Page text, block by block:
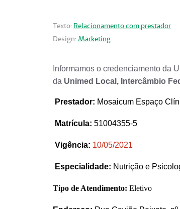
Texto: Relacionamento com prestador
Design: Marketing
Informamos o credenciamento da
da Unimed Local, Intercâmbio
Prestador: Mosaicum Espaço
Matrícula: 51004355-5
Vigência: 10/05/2021
Especialidade: Nutrição e
Tipo de Atendimento: Eletivo